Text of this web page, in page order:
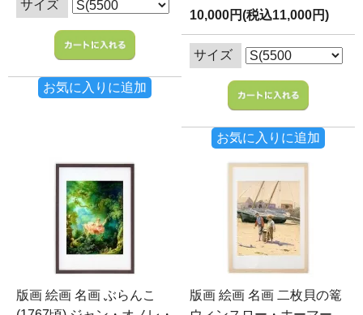
サイズ
お気に入りに追加
10,000円(税込11,000円)
サイズ
お気に入りに追加
版画 絵画 名画 ぶらんこ
版画 絵画 名画 二枚貝の篭